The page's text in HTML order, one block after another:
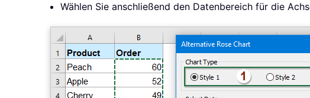
Wählen Sie anschließend den Datenbereich für die